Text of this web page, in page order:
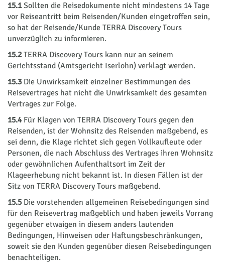
15.1Sollten die Reisedokumente nicht mindestens 14 Tage
vor Reiseantritt beim Reisenden/Kunden eingetroffen sein,
so hat der Reisende/Kunde TERRA Discovery Tours
unverzüglich zu informieren.
15.2TERRA Discovery Tours kann nur an seinem
Gerichtsstand (Amtsgericht Iserlohn) verklagt werden.
15.3Die Unwirksamkeit einzelner Bestimmungen des
Reisevertrages hat nicht die Unwirksamkeit des gesamten
Vertrages zur Folge.
15.4Für Klagen von TERRA Discovery Tours gegen den
Reisenden, ist der Wohnsitz des Reisenden maßgebend, es
sei denn, die Klage richtet sich gegen Vollkaufleute oder
Personen, die nach Abschluss des Vertrages ihren Wohnsitz
oder gewöhnlichen Aufenthaltsort im Zeit der
Klageerhebung nicht bekannt ist. In diesen Fällen ist der
Sitz von TERRA Discovery Tours maßgebend.
15.5Die vorstehenden allgemeinen Reisebedingungen sind
für den Reisevertrag maßgeblich und haben jeweils Vorrang
gegenüber etwaigen in diesem anders lautenden
Bedingungen, Hinweisen oder Haftungsbeschränkungen,
soweit sie den Kunden gegenüber diesen Reisebedingungen
benachteiligen.